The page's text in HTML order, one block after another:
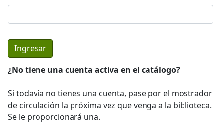
¿No tiene una cuenta activa en el catálogo?
Si todavía no tienes una cuenta, pase por el mostrador
de circulación la próxima vez que venga a la biblioteca.
Se le proporcionará una.